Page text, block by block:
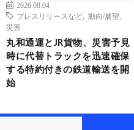
2026.08.04
プレスリリースなど
動向/展望
災害
丸和通運とJR貨物、災害予見
時に代替トラックを迅速確保
する特約付きの鉄道輸送を開
始